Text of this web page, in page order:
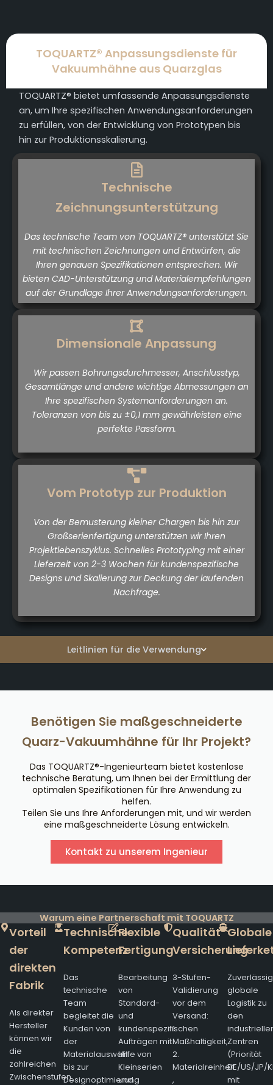
Leitlinien für die Verwendung
TOQUARTZ® Anpassungsdienste für
Vakuumhähne aus Quarzglas
TOQUARTZ® bietet umfassende Anpassungsdienste
an, um Ihre spezifischen Anwendungsanforderungen
zu erfüllen, von der Entwicklung von Prototypen bis
hin zur Produktionsskalierung.
Technische
Zeichnungsunterstützung
Das technische Team von TOQUARTZ® unterstützt Sie
mit technischen Zeichnungen und Entwürfen, die
Ihren genauen Spezifikationen entsprechen. Wir
bieten CAD-Unterstützung und Materialempfehlungen
auf der Grundlage Ihrer Anwendungsanforderungen.
Dimensionale Anpassung
Wir passen Bohrungsdurchmesser, Anschlusstyp,
Gesamtlänge und andere wichtige Abmessungen an
Ihre spezifischen Systemanforderungen an.
Toleranzen von bis zu ±0,1 mm gewährleisten eine
perfekte Passform.
Vom Prototyp zur Produktion
Von der Bemusterung kleiner Chargen bis hin zur
Großserienfertigung unterstützen wir Ihren
Projektlebenszyklus. Schnelles Prototyping mit einer
Lieferzeit von 2-3 Wochen für kundenspezifische
Designs und Skalierung zur Deckung der laufenden
Nachfrage.
Benötigen Sie maßgeschneiderte
Quarz-Vakuumhähne für Ihr Projekt?
Das TOQUARTZ®-Ingenieurteam bietet kostenlose
technische Beratung, um Ihnen bei der Ermittlung der
optimalen Spezifikationen für Ihre Anwendung zu
helfen.
Teilen Sie uns Ihre Anforderungen mit, und wir werden
eine maßgeschneiderte Lösung entwickeln.
Kontakt zu unserem Ingenieur
Warum eine Partnerschaft mit TOQUARTZ
Vorteil
der
direkten
Fabrik
Als direkter
Hersteller
können wir
die
zahlreichen
Zwischenstufen
Technische
Kompetenz
Das
technische
Team
begleitet die
Kunden von
der
Materialauswahl
bis zur
Designoptimierung
Flexible
Fertigung
Bearbeitung
von
Standard-
und
kundenspezifischen
Aufträgen mit
Hilfe von
Kleinserien
und
Qualität
Versicherung
3-Stufen-
Validierung
vor dem
Versand:
1.
Maßhaltigkeit,
2.
Materialreinheit
,
Globale
globale
Logistik zu
den
Zentren
(Priorität
DE/US/JP/
mit